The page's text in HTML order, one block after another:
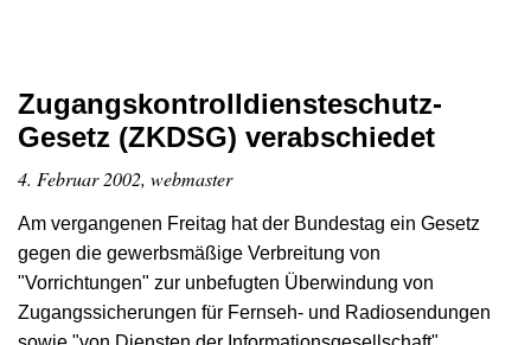
Zugangskontrolldiensteschutz-
Gesetz (ZKDSG) verabschiedet
4. Februar 2002, webmaster
Am vergangenen Freitag hat der Bundestag ein Gesetz
gegen die gewerbsmäßige Verbreitung von
"Vorrichtungen" zur unbefugten Überwindung von
Zugangssicherungen für Fernseh- und Radiosendungen